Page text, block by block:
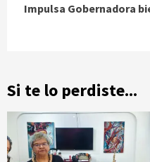
Impulsa Gobernadora
Si te lo perdiste...